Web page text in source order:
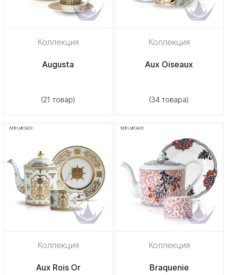
Коллекция
Augusta
(21 товар)
Коллекция
Aux Oiseaux
(34 товара)
Коллекция
Aux Rois Or
Коллекция
Braquenie